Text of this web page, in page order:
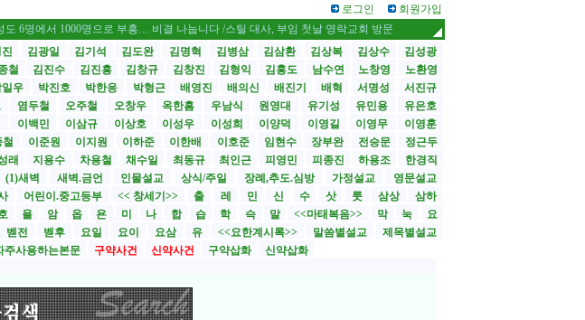
로그인 회원가입
서 1000명으로 부흥… 비결 나눕니다 /스틸 대사, 부임 첫날 영락교회 방문
CBMC 한국대회 내달 12일 개막 / 성
김광일 김기석 김도완 김명혁 김병삼 김삼환 김상복 김상수
김성광
철 김진수 김진흥 김창규 김창진 김형익 김홍도 남수연 노창영
노환영
일우 박진호 박한응 박형근 배영진 배의신 배진기 배혁 서명성
서진규
염두철 오주철 오창우 옥한흠 우남식 원영대 유기성 유민용
유은호
이백민 이삼규 이상호 이성우 이성희 이양덕 이영길 이영무
이영훈
철 이준원 이지원 이하준 이한배 이호준 임현수 장부완 전승문
정근두
래 지용수 차용철 채수일 최동규 최인근 피영민 피종진 하용조
한경직
(1)새벽 새벽.금언 인물설교 상식/주일 장례,추도.심방 가정설교
영문설교
어린이.중고등부 << 창세기>> 출 레 민 신 수 삿 룻 삼상
삼하
욜 암 옵 욘 미 나 합 습 학 슥 말 <<마태복음>> 막 눅
요
벧전 벧후 요일 요이 요삼 유 <<요한계시록>> 말씀별설교
제목별설교
주사용하는본문 구약사건 신약사건 구약삽화
신약삽화